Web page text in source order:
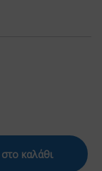
καλάθι